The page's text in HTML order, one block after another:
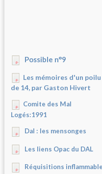
Possible n°9
Les mémoires d'un poilu
de 14, par Gaston Hivert
Comite des Mal
Logés:1991
Dal : les mensonges
Les liens Opac du DAL
Réquisitions